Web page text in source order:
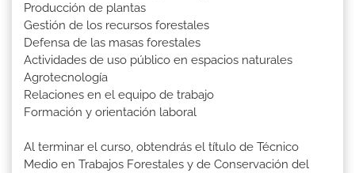
Producción de plantas
Gestión de los recursos forestales
Defensa de las masas forestales
Actividades de uso público en espacios naturales
Agrotecnología
Relaciones en el equipo de trabajo
Formación y orientación laboral
Al terminar el curso, obtendrás el título de Técnico
Medio en Trabajos Forestales y de Conservación del